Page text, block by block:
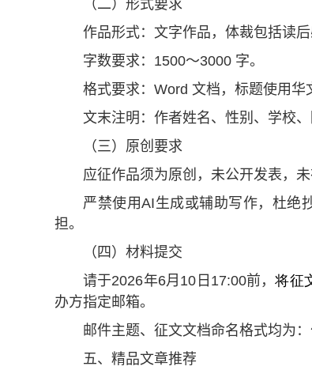
（二）形式要求
作品形式：文字作品，体裁包括读
字数要求： 1500～3000 字。
格式要求： Word 文档，标题使用华
文末注明：作者姓名、性别、学校
（三）原创要求
应征作品须为原创，未公开发表，
严禁使用AI生成或辅助写作，杜绝
担。
（四）材料提交
请于2026年6月 10 日 17:00前，将征
办方指定邮箱。
邮件主题、征文文档命名格式均为
五、精品文章推荐